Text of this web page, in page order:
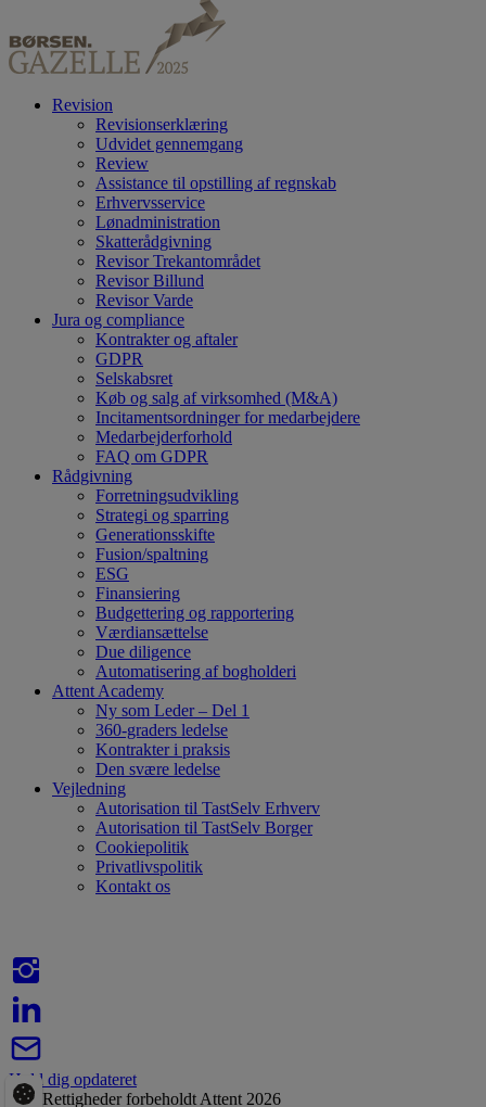
Revision
Revisionserklæring
Udvidet gennemgang
Review
Assistance til opstilling af regnskab
Erhvervsservice
Lønadministration
Skatterådgivning
Revisor Trekantområdet
Revisor Billund
Revisor Varde
Jura og compliance
Kontrakter og aftaler
GDPR
Selskabsret
Køb og salg af virksomhed (M&A)
Incitamentsordninger for medarbejdere
Medarbejderforhold
FAQ om GDPR
Rådgivning
Forretningsudvikling
Strategi og sparring
Generationsskifte
Fusion/spaltning
ESG
Finansiering
Budgettering og rapportering
Værdiansættelse
Due diligence
Automatisering af bogholderi
Attent Academy
Ny som Leder – Del 1
360-graders ledelse
Kontrakter i praksis
Den svære ledelse
Vejledning
Autorisation til TastSelv Erhverv
Autorisation til TastSelv Borger
Cookiepolitik
Privatlivspolitik
Kontakt os
Hold dig opdateret
Alle Rettigheder forbeholdt Attent 2026